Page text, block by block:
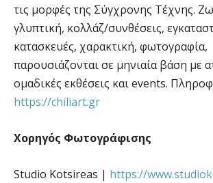
τις μορφές της Σύγχρονης Τέχνης.
γλυπτική, κολλάζ/συνθέσεις,
κατασκευές, χαρακτική, φωτογραφία,
παρουσιάζονται σε μηνιαία βάση με
ομαδικές εκθέσεις και events.
https://chiliart.gr
Χορηγός Φωτογράφισης
Studio Kotsireas | https://